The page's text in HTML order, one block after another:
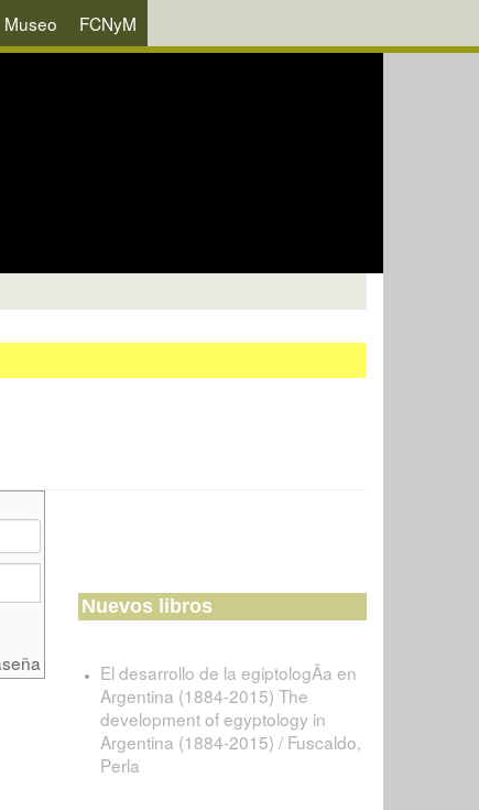
Museo FCNyM
Nuevos libros
El desarrollo de la egiptologÃ­a en
Argentina (1884-2015) The
development of egyptology in
Argentina (1884-2015) / Fuscaldo,
Perla